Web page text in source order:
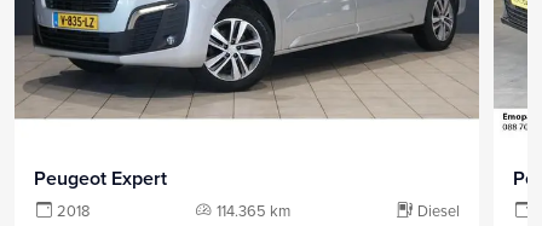
Peugeot Expert
2018 114.365 km Diesel